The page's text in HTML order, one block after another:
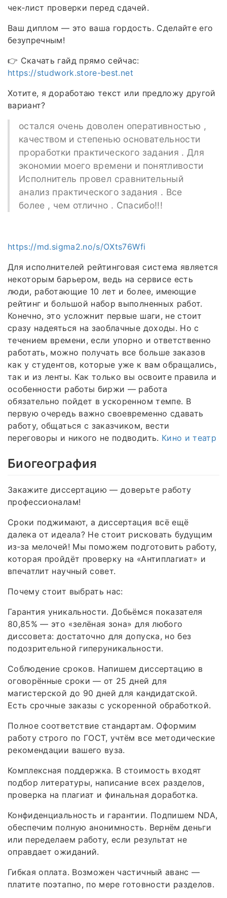
чек‑лист проверки перед сдачей.
Ваш диплом — это ваша гордость. Сделайте его
безупречным!
👉 Скачать гайд прямо сейчас:
https://studwork.store-best.net
Хотите, я доработаю текст или предложу другой
вариант?
остался очень доволен оперативностью ,
качеством и степенью основательности
проработки практического задания . Для
экономии моего времени и понятливости
Исполнитель провел сравнительный
анализ практического задания . Все
более , чем отлично . Спасибо!!!
https://md.sigma2.no/s/OXts76Wfi
Для исполнителей рейтинговая система является
некоторым барьером, ведь на сервисе есть
люди, работающие 10 лет и более, имеющие
рейтинг и большой набор выполненных работ.
Конечно, это усложнит первые шаги, не стоит
сразу надеяться на заоблачные доходы. Но с
течением времени, если упорно и ответственно
работать, можно получать все больше заказов
как у студентов, которые уже к вам обращались,
так и из ленты. Как только вы освоите правила и
особенности работы биржи — работа
обязательно пойдет в ускоренном темпе. В
первую очередь важно своевременно сдавать
работу, общаться с заказчиком, вести
переговоры и никого не подводить. Кино и театр
Биогеография
Закажите диссертацию — доверьте работу
профессионалам!
Сроки поджимают, а диссертация всё ещё
далека от идеала? Не стоит рисковать будущим
из‑за мелочей! Мы поможем подготовить работу,
которая пройдёт проверку на «Антиплагиат» и
впечатлит научный совет.
Почему стоит выбрать нас:
Гарантия уникальности. Добьёмся показателя
80,85% — это «зелёная зона» для любого
диссовета: достаточно для допуска, но без
подозрительной гиперуникальности.
Соблюдение сроков. Напишем диссертацию в
оговорённые сроки — от 25 дней для
магистерской до 90 дней для кандидатской.
Есть срочные заказы с ускоренной обработкой.
Полное соответствие стандартам. Оформим
работу строго по ГОСТ, учтём все методические
рекомендации вашего вуза.
Комплексная поддержка. В стоимость входят
подбор литературы, написание всех разделов,
проверка на плагиат и финальная доработка.
Конфиденциальность и гарантии. Подпишем NDA,
обеспечим полную анонимность. Вернём деньги
или переделаем работу, если результат не
оправдает ожиданий.
Гибкая оплата. Возможен частичный аванс —
платите поэтапно, по мере готовности разделов.